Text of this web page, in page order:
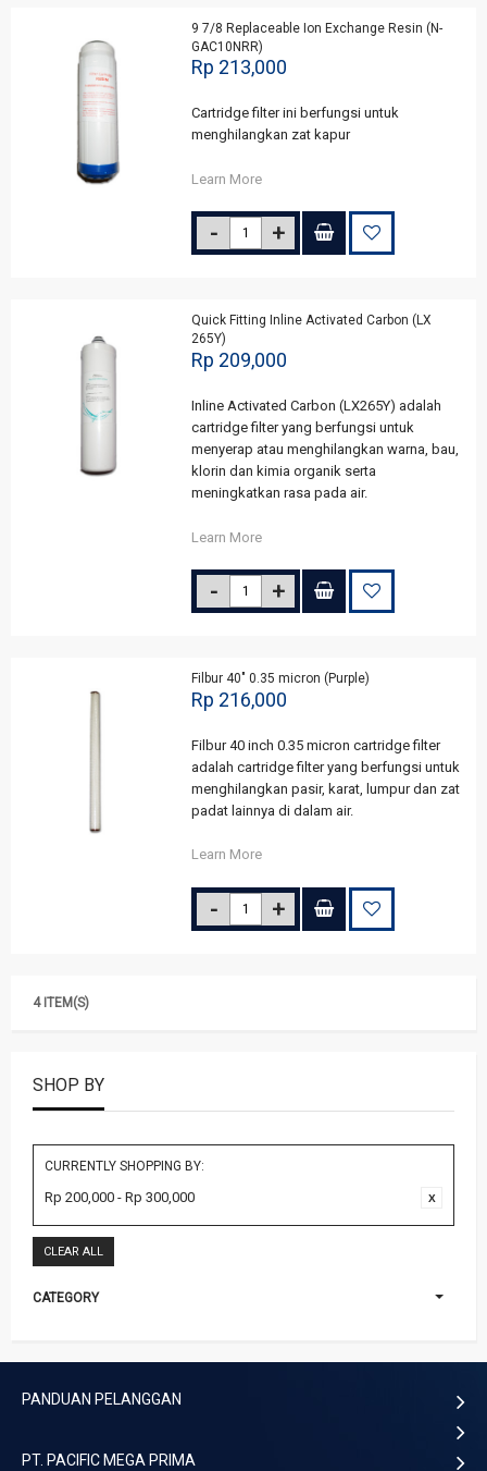
9 7/8 Replaceable Ion Exchange Resin (N-
GAC10NRR)
Rp 213,000
Cartridge filter ini berfungsi untuk
menghilangkan zat kapur
Learn More
Quick Fitting Inline Activated Carbon (LX
265Y)
Rp 209,000
Inline Activated Carbon (LX265Y) adalah
cartridge filter yang berfungsi untuk
menyerap atau menghilangkan warna, bau,
klorin dan kimia organik serta
meningkatkan rasa pada air.
Learn More
Filbur 40" 0.35 micron (Purple)
Rp 216,000
Filbur 40 inch 0.35 micron cartridge filter
adalah cartridge filter yang berfungsi untuk
menghilangkan pasir, karat, lumpur dan zat
padat lainnya di dalam air.
Learn More
4 ITEM(S)
SHOP BY
CURRENTLY SHOPPING BY:
Rp 200,000 - Rp 300,000
CLEAR ALL
CATEGORY
PANDUAN PELANGGAN
PT. PACIFIC MEGA PRIMA